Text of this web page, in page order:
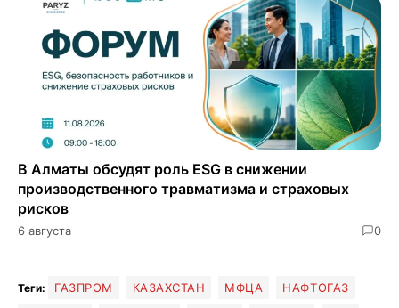
В Алматы обсудят роль ESG в снижении
производственного травматизма и страховых
рисков
6 августа 0
Теги: ГАЗПРОМ КАЗАХСТАН МФЦА
НАФТОГАЗ